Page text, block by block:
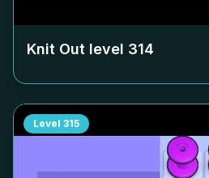
Knit Out level 314
Level 315